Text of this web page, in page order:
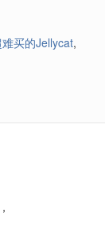
买的Jellycat,
，